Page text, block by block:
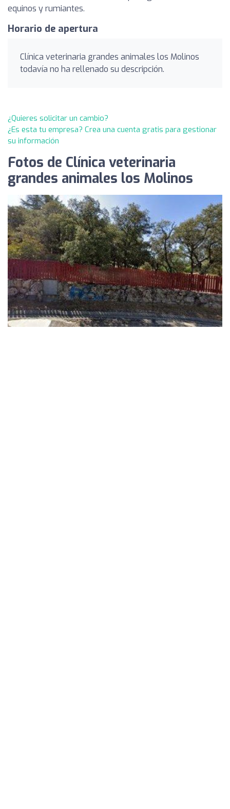
equinos y rumiantes.
Horario de apertura
Clínica veterinaria grandes animales los Molinos
todavía no ha rellenado su descripción.
¿Quieres solicitar un cambio?
¿Es esta tu empresa? Crea una cuenta gratis para gestionar
su información
Fotos de Clínica veterinaria
grandes animales los Molinos